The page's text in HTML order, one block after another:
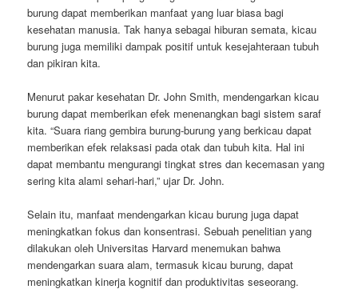
burung dapat memberikan manfaat yang luar biasa bagi
kesehatan manusia. Tak hanya sebagai hiburan semata, kicau
burung juga memiliki dampak positif untuk kesejahteraan tubuh
dan pikiran kita.
Menurut pakar kesehatan Dr. John Smith, mendengarkan kicau
burung dapat memberikan efek menenangkan bagi sistem saraf
kita. “Suara riang gembira burung-burung yang berkicau dapat
memberikan efek relaksasi pada otak dan tubuh kita. Hal ini
dapat membantu mengurangi tingkat stres dan kecemasan yang
sering kita alami sehari-hari,” ujar Dr. John.
Selain itu, manfaat mendengarkan kicau burung juga dapat
meningkatkan fokus dan konsentrasi. Sebuah penelitian yang
dilakukan oleh Universitas Harvard menemukan bahwa
mendengarkan suara alam, termasuk kicau burung, dapat
meningkatkan kinerja kognitif dan produktivitas seseorang.